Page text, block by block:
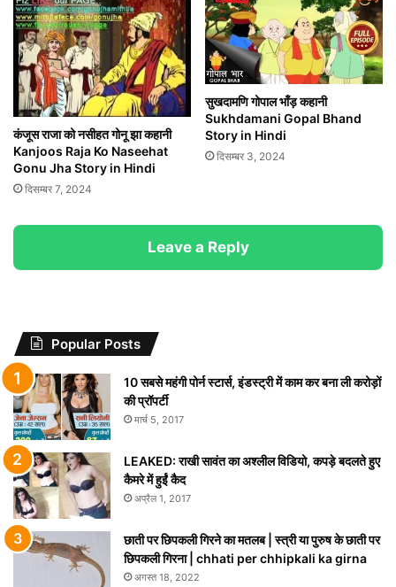
कंजूस राजा को नसीहत गोनू झा कहानी
Kanjoos Raja Ko Naseehat
Gonu Jha Story in Hindi
दिसम्बर 7, 2024
सुखदामणि गोपाल भाँड़ कहानी
Sukhdamani Gopal Bhand
Story in Hindi
दिसम्बर 3, 2024
Leave a Reply
Popular Posts
10 सबसे महंगी पोर्न स्टार्स, इंडस्ट्री में काम कर बना ली करोड़ों
की प्रॉपर्टी
मार्च 5, 2017
LEAKED: राखी सावंत का अश्लील विडियो, कपड़े बदलते हुए
कैमरे में हुईं कैद
अप्रैल 1, 2017
छाती पर छिपकली गिरने का मतलब | स्त्री या पुरुष के छाती पर
छिपकली गिरना | chhati per chhipkali ka girna
अगस्त 18, 2022